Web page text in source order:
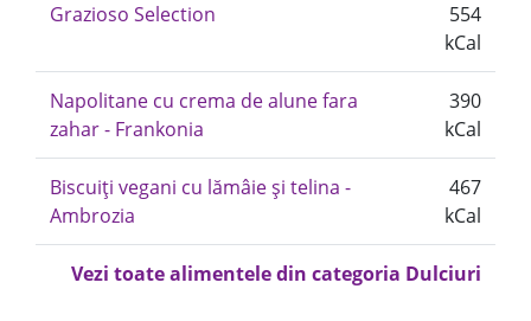
Grazioso Selection
554
kCal
Napolitane cu crema de alune fara
zahar - Frankonia
390
kCal
Biscuiți vegani cu lămâie și telina -
Ambrozia
467
kCal
Vezi toate alimentele din categoria Dulciuri